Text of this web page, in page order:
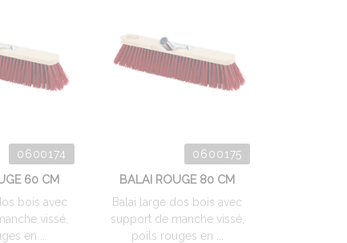
0600174
60 CM
bois avec
vissé,
en ...
0600175
BALAI ROUGE 80 CM
Balai large dos bois avec
support de manche vissé,
poils rouges en ...